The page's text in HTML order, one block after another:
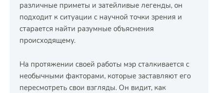
различные приметы и затейливые легенды, он
подходит к ситуации с научной точки зрения и
старается найти разумные объяснения
происходящему.
На протяжении своей работы мэр сталкивается с
необычными факторами, которые заставляют его
пересмотреть свои взгляды. Он видит, как